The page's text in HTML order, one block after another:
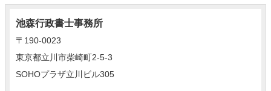
池森行政書士事務所
〒190-0023
東京都立川市柴崎町2-5-3
SOHOプラザ立川ビル305